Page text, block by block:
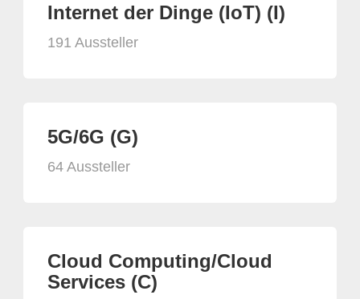
Internet der Dinge (IoT) (I)
191 Aussteller
5G/6G (G)
64 Aussteller
Cloud Computing/Cloud
Services (C)